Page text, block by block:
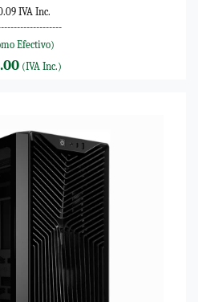
IVA Inc.
Efectivo)
(IVA Inc.)